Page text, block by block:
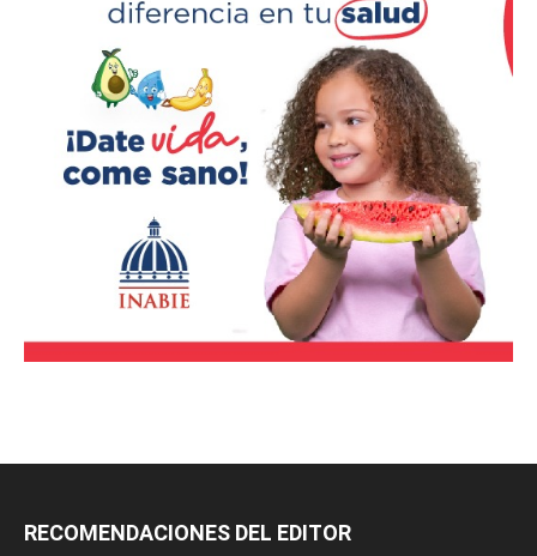
RECOMENDACIONES DEL EDITOR